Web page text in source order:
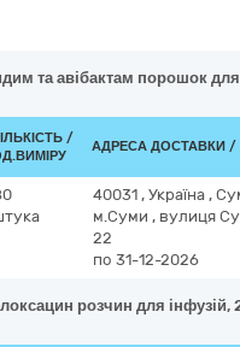
та авібактам порошок
/
АДРЕСА ДОСТАВКИ /
40031 , Україна ,
м.Суми , вулиця
22
по 31-12-2026
розчин для